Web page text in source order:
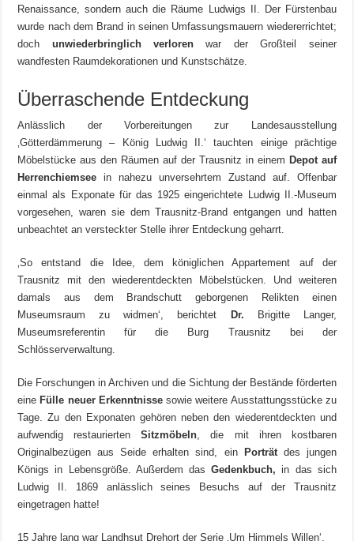
Renaissance, sondern auch die Räume Ludwigs II. Der Fürstenbau
wurde nach dem Brand in seinen Umfassungsmauern wiedererrichtet;
doch unwiederbringlich verloren war der Großteil seiner
wandfesten Raumdekorationen und Kunstschätze.
Überraschende Entdeckung
Anlässlich der Vorbereitungen zur Landesausstellung
‚Götterdämmerung – König Ludwig II.‘ tauchten einige prächtige
Möbelstücke aus den Räumen auf der Trausnitz in einem Depot auf
Herrenchiemsee in nahezu unversehrtem Zustand auf. Offenbar
einmal als Exponate für das 1925 eingerichtete Ludwig II.-Museum
vorgesehen, waren sie dem Trausnitz-Brand entgangen und hatten
unbeachtet an versteckter Stelle ihrer Entdeckung geharrt.
‚So entstand die Idee, dem königlichen Appartement auf der
Trausnitz mit den wiederentdeckten Möbelstücken. Und weiteren
damals aus dem Brandschutt geborgenen Relikten einen
Museumsraum zu widmen‘, berichtet
Dr. Brigitte Langer,
Museumsreferentin für die Burg Trausnitz bei der
Schlösserverwaltung.
Die Forschungen in Archiven und die Sichtung der Bestände förderten
eine Fülle neuer Erkenntnissesowie weitere Ausstattungsstücke zu
Tage. Zu den Exponaten gehören neben den wiederentdeckten und
aufwendig restauriertenSitzmöbeln, die mit ihren kostbaren
Originalbezügen aus Seide erhalten sind, ein
Porträt des jungen
Königs in Lebensgröße. Außerdem dasGedenkbuch, in das sich
Ludwig II. 1869 anlässlich seines Besuchs auf der Trausnitz
eingetragen hatte!
15 Jahre lang war Landhsut Drehort der Serie ‚Um Himmels Willen‘.